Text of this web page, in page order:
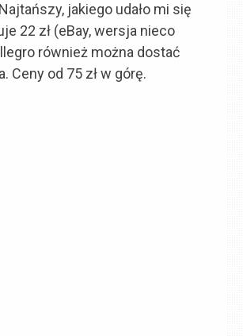
jakiego udało mi się
22 zł (eBay, wersja nieco
również można dostać
Ceny od 75 zł w górę.